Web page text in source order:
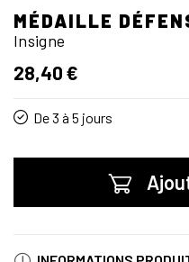
MÉDAILLE
Insigne
28,40 €
De 3 à 5 jours